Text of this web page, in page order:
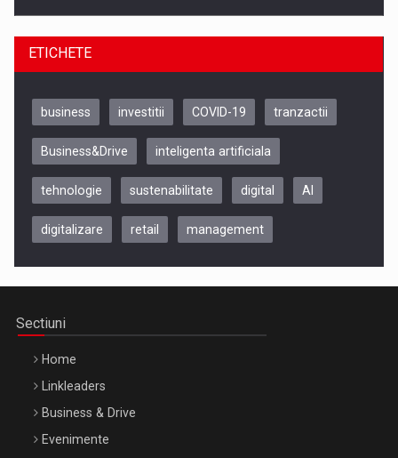
Be Inspired. Make it Happen!, CLUJ, 9 Decembrie
ETICHETE
business investitii COVID-19 tranzactii
Business&Drive inteligenta artificiala
tehnologie sustenabilitate digital AI
digitalizare retail management
Sectiuni
Home
Linkleaders
Business & Drive
Evenimente